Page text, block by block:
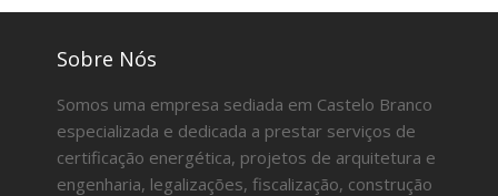
Sobre Nós
Somos uma empresa sediada em Castelo Branco
especializada e dedicada a prestar serviços de
certificação energética, projetos de arquitetura e
engenharia, legalizações, fiscalização, construção